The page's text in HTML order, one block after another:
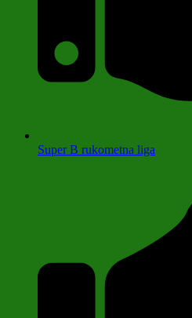
Super B rukometna liga